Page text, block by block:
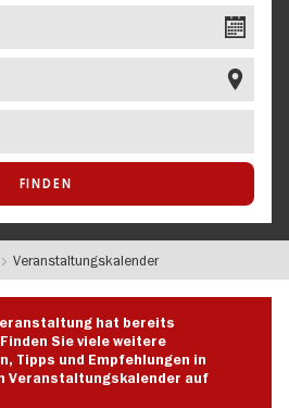
Veranstaltungskalender
hat bereits
Sie viele weitere
Tipps und Empfehlungen in
Veranstaltungskalender auf